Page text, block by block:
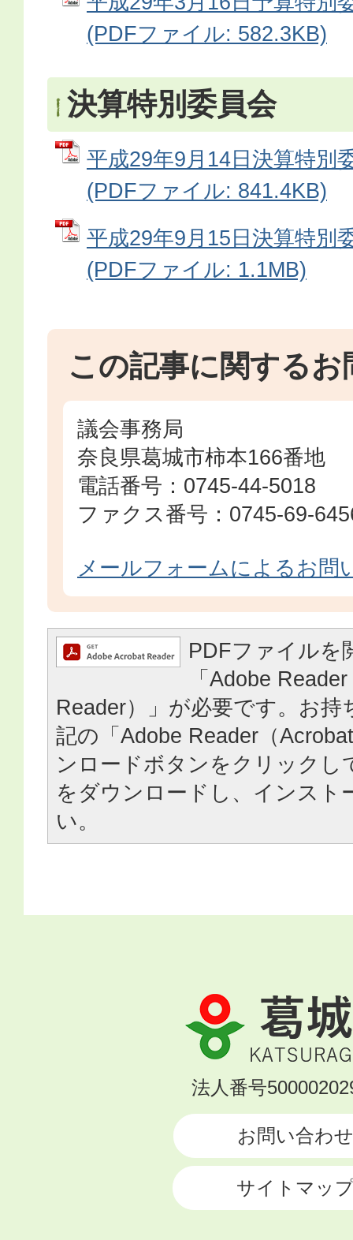
(PDFファイル: 582.3KB)
決算特別委員会
平成29年9月14日決算特別
(PDFファイル: 841.4KB)
平成29年9月15日決算特別
(PDFファイル: 1.1MB)
この記事に関するお
議会事務局
奈良県葛城市柿本166番地
電話番号：0745-44-5018
ファクス番号：0745-69-
メールフォームによるお問
PDFファイルを
「Adobe
Reader）」が必要です。お持
記の「Adobe Reader（
ンロードボタンをクリックし
をダウンロードし、インスト
い。
葛
城
市
KATSURAGI
法人番号
お問い合わせ
サイトマッ